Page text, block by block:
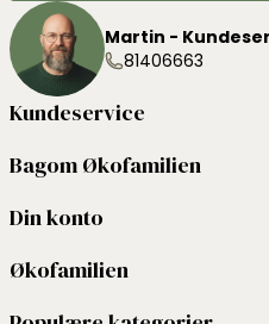
Martin -
81406663
Kundeservice
Bagom Økofamilien
Din konto
Økofamilien